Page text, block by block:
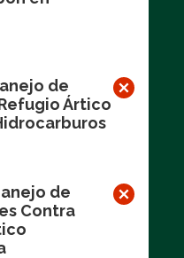
de
Ártico
de
Contra